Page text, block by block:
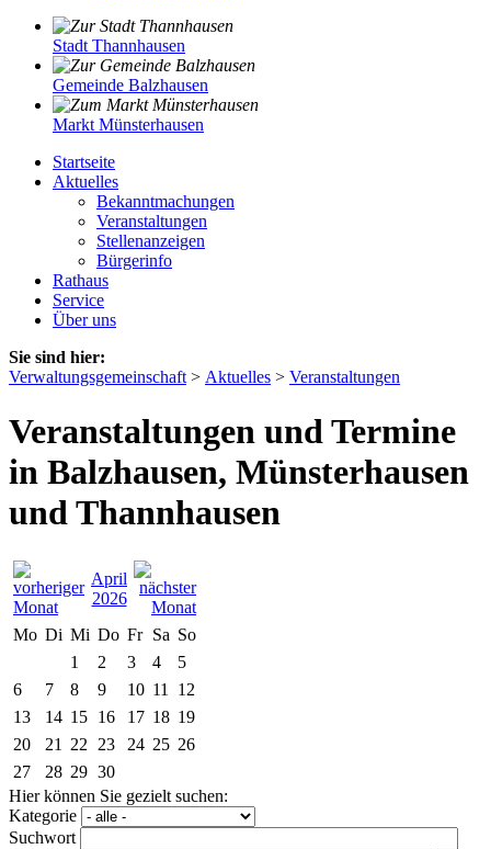
Stadt Thannhausen
Gemeinde Balzhausen
Markt Münsterhausen
Startseite
Aktuelles
Bekanntmachungen
Veranstaltungen
Stellenanzeigen
Bürgerinfo
Rathaus
Service
Über uns
Sie sind hier:
Verwaltungsgemeinschaft > Aktuelles > Veranstaltungen
Veranstaltungen und Termine
in Balzhausen, Münsterhausen
und Thannhausen
April
2026
Mo Di Mi Do Fr Sa So
1
2 3 4
5
6
7 8 9 10 11
12
13
14 15 16 17 18 19
20
21 22 23 24 25 26
27
28 29 30
Hier können Sie gezielt suchen:
Kategorie
Suchwort